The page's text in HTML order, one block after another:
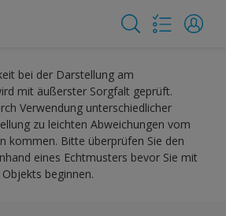
bei der Darstellung am
mit äußerster Sorgfalt geprüft.
Verwendung unterschiedlicher
zu leichten Abweichungen vom
kommen. Bitte überprüfen Sie den
eines Echtmusters bevor Sie mit
beginnen.